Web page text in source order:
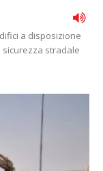
a disposizione
sicurezza stradale